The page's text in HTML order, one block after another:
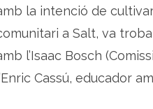
la intenció de
a Salt, va
l’Isaac Bosch
Cassú, educador